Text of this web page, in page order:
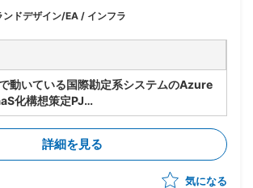
ドデザイン/EA / インフラ
動いている国際勘定系システムのAzure
化構想策定PJ
クチャ（Windows Server等）は維持
盤上でサービスとして提供する仕組みへ
形態・リリース方式など提供形態・運営
詳細を見る
気になる